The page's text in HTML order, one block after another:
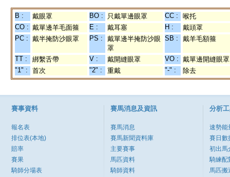
B : 戴眼罩 BO : 只戴單邊眼罩 CC :
喉托
CO : 戴單邊羊毛面箍 E : 戴耳塞 H :
戴頭罩
PC : 戴半掩防沙眼罩 PS :
戴單邊半掩防沙眼
罩
SB : 戴羊毛額箍
TT : 綁繫舌帶 V : 戴開縫眼罩 VO : 戴單邊開縫眼罩
"1" :
首次 "2" : 重戴 "-" : 除去
賽事資料
報名表
排位表(本地)
賠率
賽果
騎師分場表
賽馬消息及資訊
賽馬消息
賽馬新聞資料庫
主要賽事
馬匹資料
騎師資料
分析
速勢能
賽日數
初出馬
騎練配
馬匹搬